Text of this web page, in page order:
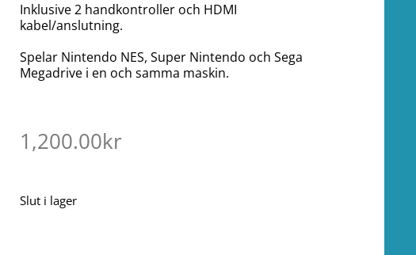
Inklusive 2 handkontroller och HDMI
kabel/anslutning.
Spelar Nintendo NES, Super Nintendo och Sega
Megadrive i en och samma maskin.
1,200.00kr
Slut i lager